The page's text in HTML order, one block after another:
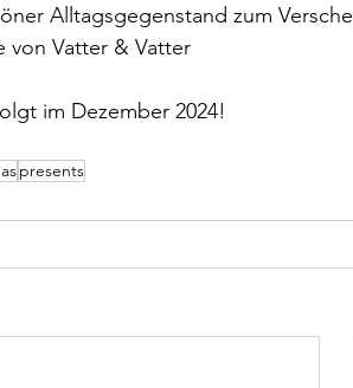
Alltagsgegenstand zum
von Vatter & Vatter
im Dezember 2024!
presents